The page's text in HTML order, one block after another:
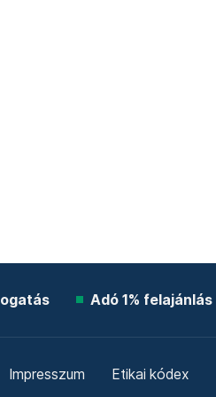
Adó 1% felajánlás
Impresszum Etikai kódex